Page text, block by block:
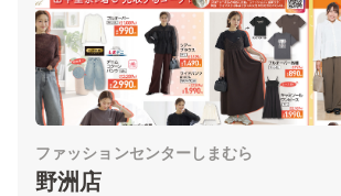
ファッションセンターしまむら
野洲店